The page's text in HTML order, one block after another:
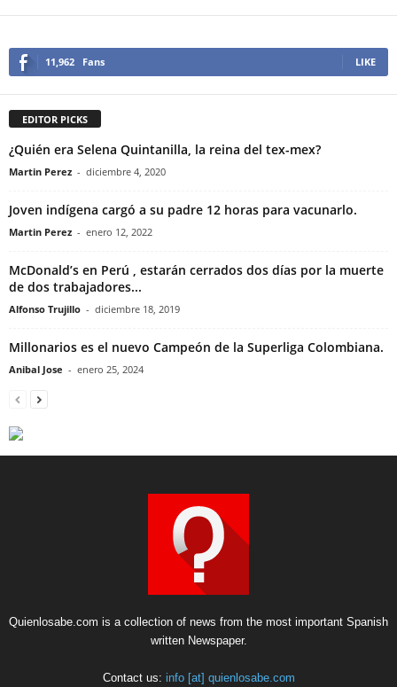
11,962 Fans LIKE
EDITOR PICKS
¿Quién era Selena Quintanilla, la reina del tex-mex?
Martin Perez - diciembre 4, 2020
Joven indígena cargó a su padre 12 horas para vacunarlo.
Martin Perez - enero 12, 2022
McDonald’s en Perú , estarán cerrados dos días por la muerte
de dos trabajadores...
Alfonso Trujillo - diciembre 18, 2019
Millonarios es el nuevo Campeón de la Superliga Colombiana.
Anibal Jose - enero 25, 2024
Quienlosabe.com is a collection of news from the most important Spanish
written Newspaper.
Contact us: info [at] quienlosabe.com